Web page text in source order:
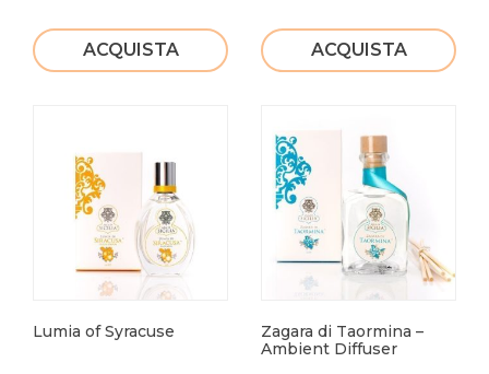
ACQUISTA ACQUISTA
Lumia of Syracuse
Zagara di Taormina –
Ambient Diffuser